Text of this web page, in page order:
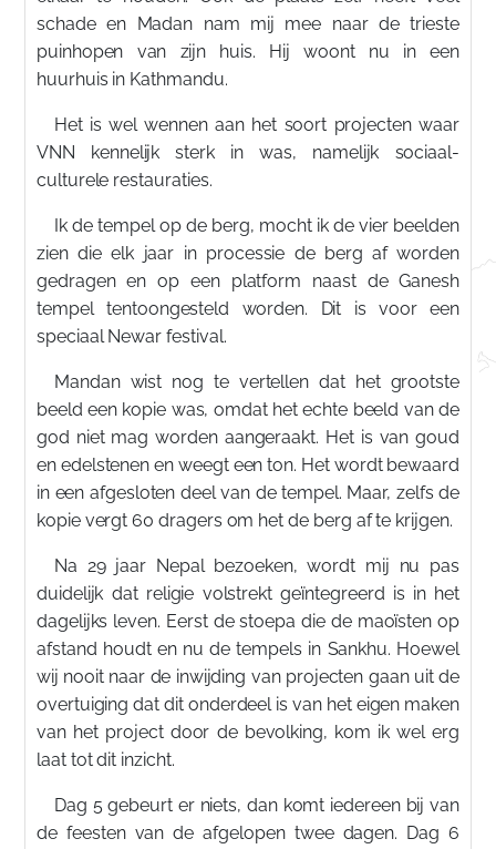
schade en Madan nam mij mee naar de trieste
puinhopen van zijn huis. Hij woont nu in een
huurhuis in Kathmandu.
Het is wel wennen aan het soort projecten waar
VNN kennelijk sterk in was, namelijk sociaal-
culturele restauraties.
Ik de tempel op de berg, mocht ik de vier beelden
zien die elk jaar in processie de berg af worden
gedragen en op een platform naast de Ganesh
tempel tentoongesteld worden. Dit is voor een
speciaal Newar festival.
Mandan wist nog te vertellen dat het grootste
beeld een kopie was, omdat het echte beeld van de
god niet mag worden aangeraakt. Het is van goud
en edelstenen en weegt een ton. Het wordt bewaard
in een afgesloten deel van de tempel. Maar, zelfs de
kopie vergt 60 dragers om het de berg af te krijgen.
Na 29 jaar Nepal bezoeken, wordt mij nu pas
duidelijk dat religie volstrekt geïntegreerd is in het
dagelijks leven. Eerst de stoepa die de maoïsten op
afstand houdt en nu de tempels in Sankhu. Hoewel
wij nooit naar de inwijding van projecten gaan uit de
overtuiging dat dit onderdeel is van het eigen maken
van het project door de bevolking, kom ik wel erg
laat tot dit inzicht.
Dag 5 gebeurt er niets, dan komt iedereen bij van
de feesten van de afgelopen twee dagen. Dag 6